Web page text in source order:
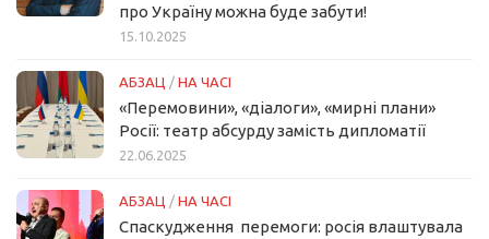
про Україну можна буде забути!
15.10.2025
АБЗАЦ / НА ЧАСІ
«Перемовини», «діалоги», «мирні плани»
Росії: театр абсурду замість дипломатії
22.06.2025
АБЗАЦ / НА ЧАСІ
Спаскудження перемоги: росія влаштувала